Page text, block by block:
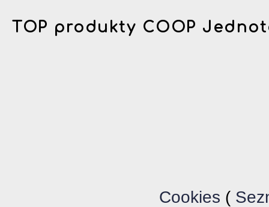
TOP produkty COOP
Cookies (